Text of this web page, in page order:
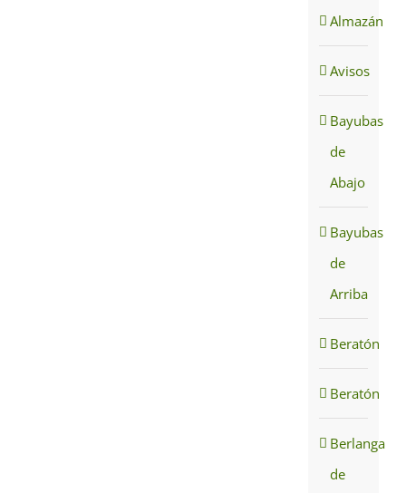
Almazán
Avisos
Bayubas
de
Abajo
Bayubas
de
Arriba
Beratón
Beratón
Berlanga
de